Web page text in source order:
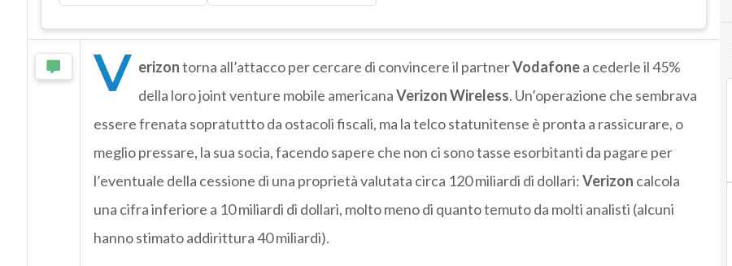
V erizontorna all’attacco per cercare di convincere il partnerVodafonea cederle il 45%
della loro joint venture mobile americanaVerizon Wireless. Un’operazione che sembrava
essere frenata sopratuttto da ostacoli fiscali, ma la telco statunitense è pronta a rassicurare, o
meglio pressare, la sua socia, facendo sapere che non ci sono tasse esorbitanti da pagare per
l’eventuale della cessione di una proprietà valutata circa 120 miliardi di dollari:Verizon calcola
una cifra inferiore a 10 miliardi di dollari, molto meno di quanto temuto da molti analisti (alcuni
hanno stimato addirittura 40 miliardi).